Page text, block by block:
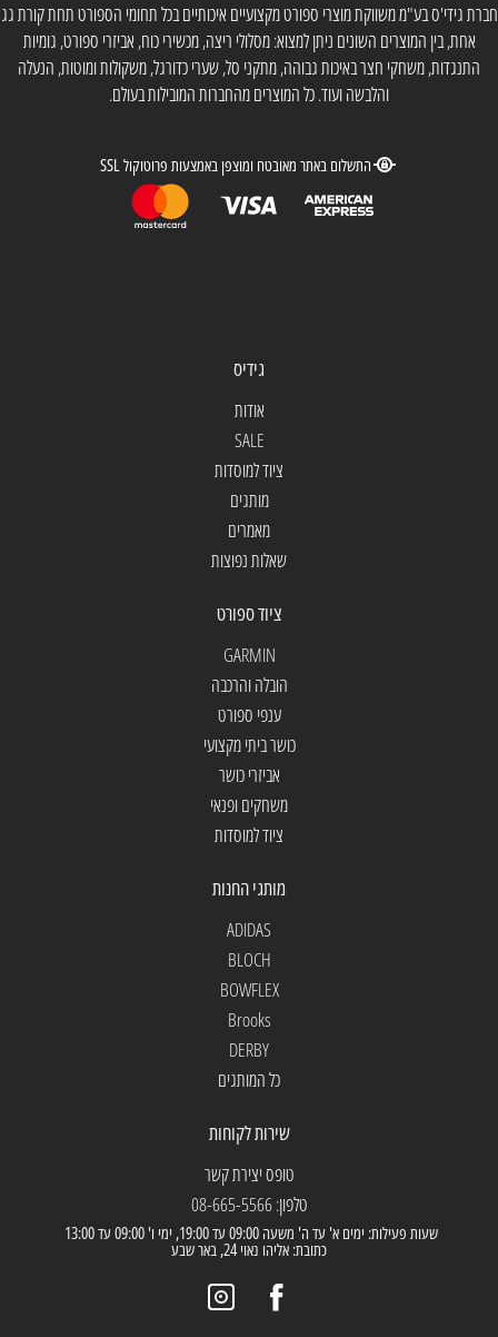
חברת גידי'ס בע"מ משווקת מוצרי ספורט מקצועיים איכותיים בכל תחומי הספורט תחת קורת גג
אחת, בין המוצרים השונים ניתן למצוא: מסלולי ריצה, מכשירי כוח, אביזרי ספורט, גומיות
התנגדות, משחקי חצר באיכות גבוהה, מתקני סל, שערי כדורגל, משקולות ומוטות, הנעלה
והלבשה ועוד. כל המוצרים מהחברות המובילות בעולם.
התשלום באתר מאובטח ומוצפן באמצעות פרוטוקול SSL
גידיס
אודות
SALE
ציוד למוסדות
מותגים
מאמרים
שאלות נפוצות
ציוד ספורט
GARMIN
הובלה והרכבה
ענפי ספורט
כושר ביתי מקצועי
אביזרי כושר
משחקים ופנאי
ציוד למוסדות
מותגי החנות
ADIDAS
BLOCH
BOWFLEX
Brooks
DERBY
כל המותגים
שירות לקוחות
טופס יצירת קשר
טלפון: 08-665-5566
שעות פעילות: ימים א' עד ה' משעה 09:00 עד 19:00, ימי ו' 09:00 עד 13:00
כתובת: אליהו נאוי 24, באר שבע